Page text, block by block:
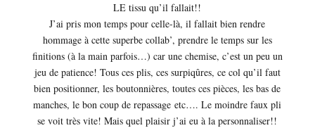
LE tissu qu’il fallait!!
J’ai pris mon temps pour celle-là, il fallait bien rendre
hommage à cette superbe collab’, prendre le temps sur les
finitions (à la main parfois…) car une chemise, c’est un peu un
jeu de patience! Tous ces plis, ces surpiqûres, ce col qu’il faut
bien positionner, les boutonnières, toutes ces pièces, les bas de
manches, le bon coup de repassage etc…. Le moindre faux pli
se voit très vite! Mais quel plaisir j’ai eu à la personnaliser!!